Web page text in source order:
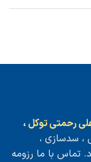
رحمتی توکل ،
، سدسازی ،
تماس با ما رزومه